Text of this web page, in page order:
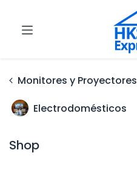
Monitores y Proyectores
Electrodomésticos
Shop